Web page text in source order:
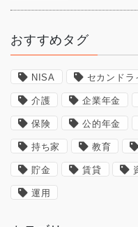
おすすめタグ
NISA セカンドラ
介護 企業年金
保険 公的年金
持ち家 教育
貯金 賃貸
運用